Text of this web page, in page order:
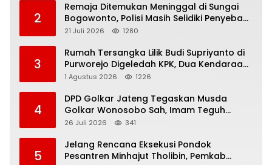
2
Remaja Ditemukan Meninggal di Sungai
Bogowonto, Polisi Masih Selidiki Penyebab
Kematian
21 Juli 2026 1280
3
Rumah Tersangka Lilik Budi Supriyanto di
Purworejo Digeledah KPK, Dua Kendaraan
Diamankan
1 Agustus 2026 1226
4
DPD Golkar Jateng Tegaskan Musda
Golkar Wonosobo Sah, Imam Teguh
Purnomo Terpilih Secara Aklamasi
26 Juli 2026 341
5
Jelang Rencana Eksekusi Pondok
Pesantren Minhajut Tholibin, Pemkab